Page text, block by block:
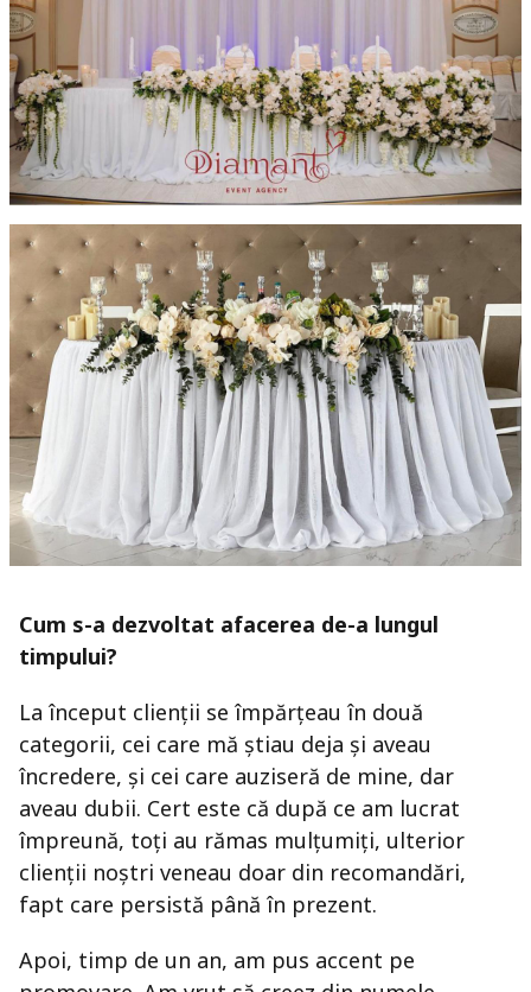
Cum s-a dezvoltat afacerea de-a lungul
timpului?
La început clienții se împărțeau în două
categorii, cei care mă știau deja și aveau
încredere, și cei care auziseră de mine, dar
aveau dubii. Cert este că după ce am lucrat
împreună, toți au rămas mulțumiți, ulterior
clienții noștri veneau doar din recomandări,
fapt care persistă până în prezent.
Apoi, timp de un an, am pus accent pe